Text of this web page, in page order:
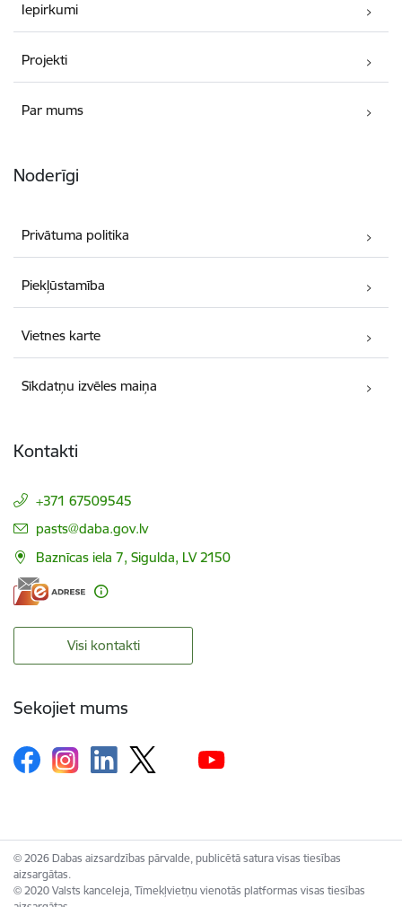
Iepirkumi
Projekti
Par mums
Noderīgi
Privātuma politika
Piekļūstamība
Vietnes karte
Sīkdatņu izvēles maiņa
Kontakti
+371 67509545
E-pasts:
pasts@daba.gov.lv
Baznīcas iela 7, Sigulda, LV 2150
Visi kontakti
Sekojiet mums
© 2026 Dabas aizsardzības pārvalde, publicētā satura visas tiesības
aizsargātas.
© 2020 Valsts kanceleja, Tīmekļvietņu vienotās platformas visas tiesības